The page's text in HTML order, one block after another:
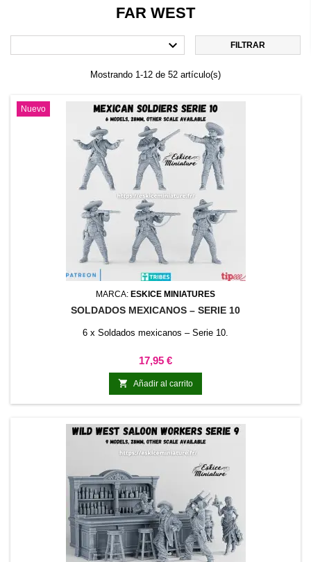
FAR WEST
 FILTRAR
Mostrando 1-12 de 52 artículo(s)
Nuevo
MARCA: ESKICE MINIATURES
SOLDADOS MEXICANOS – SERIE 10
6 x Soldados mexicanos – Serie 10.
Precio
17,95 €
 Añadir al carrito